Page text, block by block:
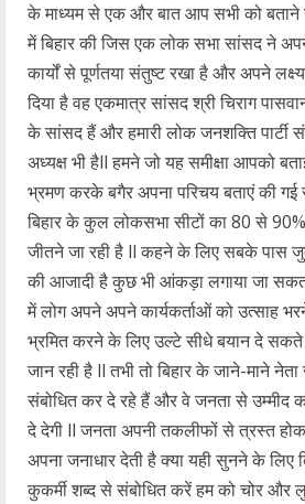
के माध्यम से एक और बात आप सभी को बताने
में बिहार की जिस एक लोक सभा सांसद ने
कार्यों से पूर्णतया संतुष्ट रखा है और अपने
दिया है वह एकमात्र सांसद श्री चिराग
के सांसद हैं और हमारी लोक जनशक्ति पार्टी
अध्यक्ष भी हैll हमने जो यह समीक्षा आपको
भ्रमण करके बगैर अपना परिचय बताएं की गई
बिहार के कुल लोकसभा सीटों का 80 से
जीतने जा रही है ll कहने के लिए सबके पास
की आजादी है कुछ भी आंकड़ा लगाया जा
में लोग अपने अपने कार्यकर्ताओं को उत्साह
भ्रमित करने के लिए उल्टे सीधे बयान दे
जान रही है ll तभी तो बिहार के जाने-माने
संबोधित कर दे रहे हैं और वे जनता से उम्मीद
दे देगी ll जनता अपनी तकलीफों से त्रस्त
अपना जनाधार देती है क्या यही सुनने के लिए
कुकर्मी शब्द से संबोधित करें हम को चोर और